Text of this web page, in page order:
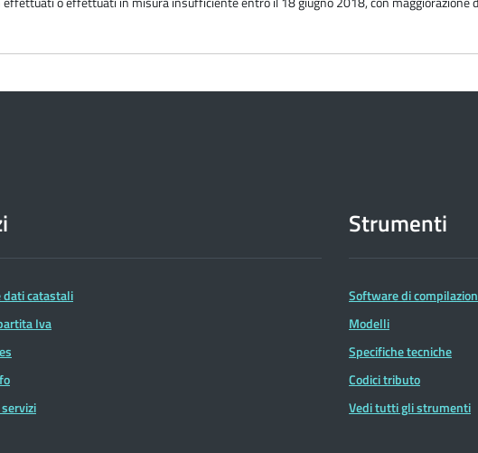
dati catastali
Iva
Strumenti
Software di
Modelli
Specifiche tecniche
Codici tributo
Vedi tutti gli strumenti